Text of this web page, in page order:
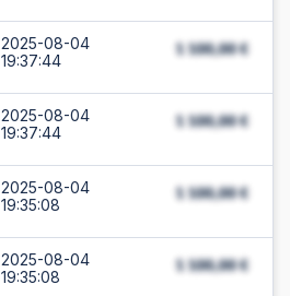
2025-08-04
19:37:44
2025-08-04
19:37:44
2025-08-04
19:35:08
2025-08-04
19:35:08